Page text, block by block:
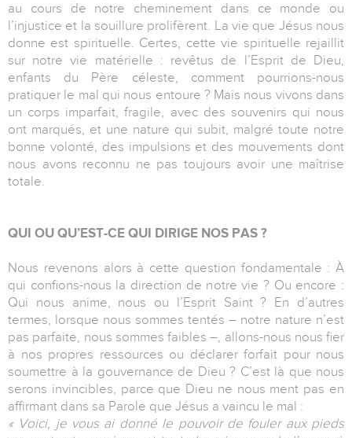
au cours de notre cheminement dans ce monde ou
l’injustice et la souillure prolifèrent. La vie que Jésus nous
donne est spirituelle. Certes, cette vie spirituelle rejaillit
sur notre vie matérielle : revêtus de l’Esprit de Dieu,
enfants du Père céleste, comment pourrions-nous
pratiquer le mal qui nous entoure ? Mais nous vivons dans
un corps imparfait, fragile, avec des souvenirs qui nous
ont marqués, et une nature qui subit, malgré toute notre
bonne volonté, des impulsions et des mouvements dont
nous avons reconnu ne pas toujours avoir une maîtrise
totale.
QUI OU QU’EST-CE QUI DIRIGE NOS PAS ?
Nous revenons alors à cette question fondamentale : À
qui confions-nous la direction de notre vie ? Ou encore :
Qui nous anime, nous ou l’Esprit Saint ? En d’autres
termes, lorsque nous sommes tentés – notre nature n’est
pas parfaite, nous sommes faibles –, allons-nous nous fier
à nos propres ressources ou déclarer forfait pour nous
soumettre à la gouvernance de Dieu ? C’est là que nous
serons invincibles, parce que Dieu ne nous ment pas en
affirmant dans sa Parole que Jésus a vaincu le mal :
« Voici, je vous ai donné le pouvoir de fouler aux pieds